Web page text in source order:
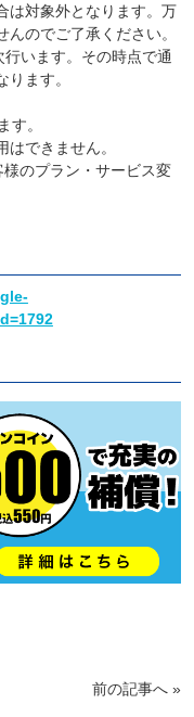
は対象外となります。万
のでご了承ください。
います。その時点で通
ます。
す。
はできません。
様のプラン・サービス変
前の記事へ »